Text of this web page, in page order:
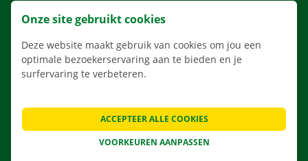
VERHUISOPLOSSINGEN
CONTACTEER ONS
VEELGESTELDE VRAGEN
Onze site gebruikt cookies
Deze website maakt gebruik van cookies om jou een
optimale bezoekerservaring aan te bieden en je
surfervaring te verbeteren.
VOORKEUREN AANPASSEN
ACCEPTEER ALLE COOKIES